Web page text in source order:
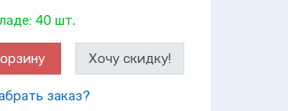
40 шт.
Хочу скидку!
заказ?